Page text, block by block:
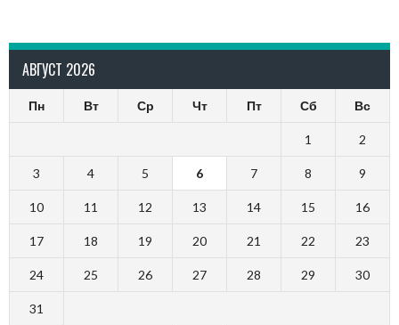
АВГУСТ 2026
Пн Вт Ср Чт Пт Сб Вс
1 2
3 4 5 6 7 8 9
10 11 12 13 14 15 16
17 18 19 20 21 22 23
24 25 26 27 28 29 30
31